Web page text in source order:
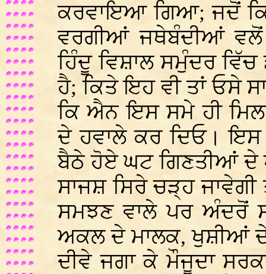
ਕਰਵਾਇਆ ਗਿਆ; ਜਦੋਂ
ਵਰਗੀਆਂ ਜਥੇਬੰਦੀਆਂ ਵਲੋਂ
ਹਿੰਦੂ ਵਿਸ਼ਾਲ ਸਮੁੰਦਰ ਵਿੱਚ
ਹੈ; ਕਿਤੇ ਇਹ ਵੀ ਤਾਂ ਓਸੇ
ਕਿ ਐਨ ਇਸ ਸਮੇ ਹੀ
ਦੇ ਹਵਾਲੇ ਕਰ ਦਿਓ। ਇਸ
ਬੈਠੇ ਹੋਏ ਘਟ ਗਿਣਤੀਆਂ ਦੇ
ਸਾਜਸ਼ ਸਿਰੇ ਚੜ੍ਹ ਜਾਵੇਗੀ
ਸਮਝਣ ਵਾਲੇ ਪਰ ਅੰਦਰੋਂ
ਅਕਲ ਦੇ ਮਾਲਕ, ਖੁਸ਼ੀਆਂ ਦੇ
ਦੀਵੇ ਜਗਾ ਕੇ ਮੌਜੂਦਾ